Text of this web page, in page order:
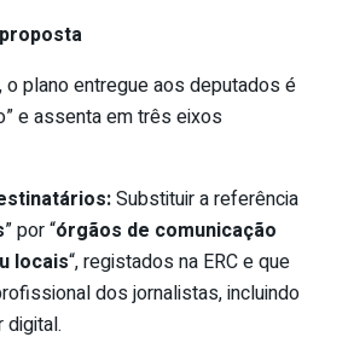
o plano entregue aos deputados é
e assenta em três eixos
Substituir a referência
” por “órgãos de comunicação
locais“, registados na ERC e que
dos jornalistas, incluindo